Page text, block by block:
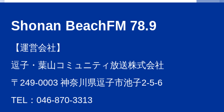
Shonan BeachFM 78.9
【運営会社】
逗子・葉山コミュニティ放送株式会社
〒249-0003 神奈川県逗子市池子2-5-6
TEL：046-870-3313